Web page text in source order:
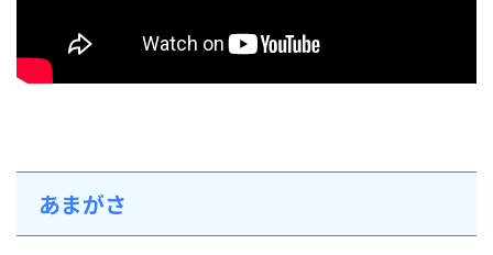
あまがさ